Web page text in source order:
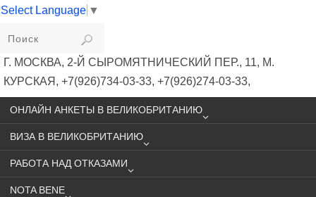
Select Language ▼
VIKIVISA
Г. МОСКВА, 2-Й СЫРОМЯТНИЧЕСКИЙ ПЕР., 11, М.
КУРСКАЯ, +7(926)734-03-33, +7(926)274-03-33,
VISA@VIKIVISA.RU
ОНЛАЙН АНКЕТЫ В ВЕЛИКОБРИТАНИЮ
ВИЗА В ВЕЛИКОБРИТАНИЮ
РАБОТА НАД ОТКАЗАМИ
NOTA BENE